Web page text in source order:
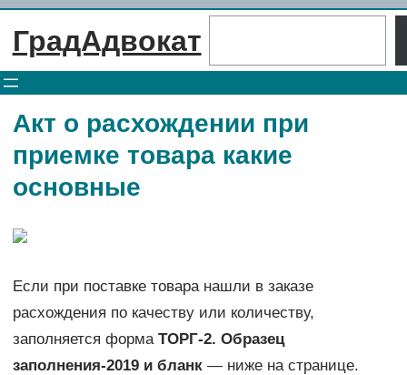
Перейти
ГрадАдвокат
Акт о расхождении при
приемке товара какие
основные
Если при поставке товара нашли в заказе
расхождения по качеству или количеству,
заполняется форма ТОРГ-2. Образец
заполнения-2019 и бланк— ниже на странице.